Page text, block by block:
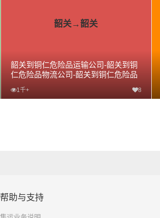
韶关→韶关
韶关到铜仁危险品运输公司-韶关到铜
仁危险品物流公司-韶关到铜仁危险品
1千+ 8
帮助与支持